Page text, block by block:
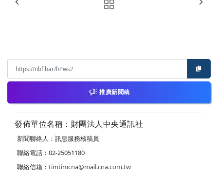
推廣新聞稿
發佈單位名稱：財團法人中央通訊社
新聞聯絡人：訊息服務核稿員
聯絡電話：02-25051180
聯絡信箱： timtimcna@mail.cna.com.tw